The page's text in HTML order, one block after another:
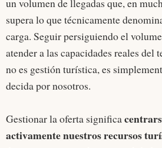
un volumen de llegadas que, en
supera lo que técnicamente
carga. Seguir persiguiendo el
atender a las capacidades reales
no es gestión turística, es
decida por nosotros.
Gestionar la oferta significa
activamente nuestros recursos